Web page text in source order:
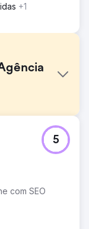
+1
visibilidade
de
de busca
limitava o
doméstico com
com SEO
5